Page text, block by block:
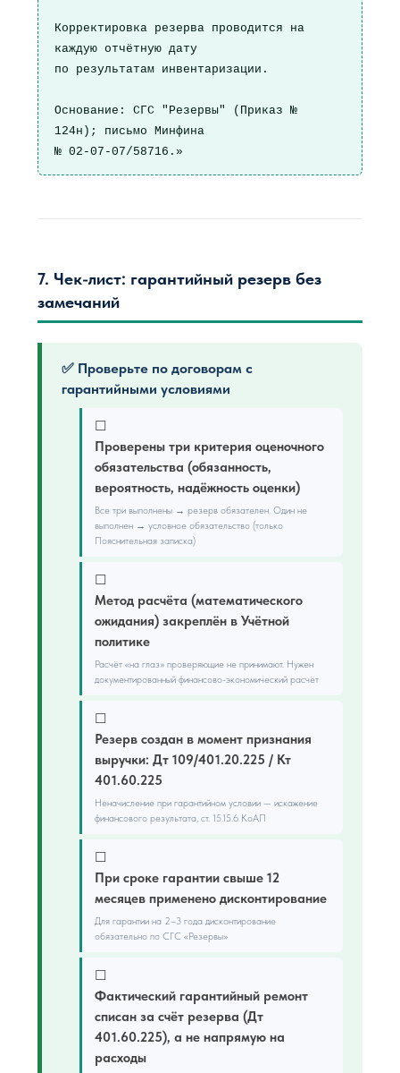
Корректировка резерва проводится на
каждую отчётную дату
по результатам инвентаризации.
Основание: СГС "Резервы" (Приказ №
124н); письмо Минфина
№ 02-07-07/58716.»
7. Чек-лист: гарантийный резерв без
замечаний
✅ Проверьте по договорам с
гарантийными условиями
☐
Проверены три критерия оценочного
обязательства (обязанность,
вероятность, надёжность оценки)
Все три выполнены → резерв обязателен. Один не
выполнен → условное обязательство (только
Пояснительная записка)
☐
Метод расчёта (математического
ожидания) закреплён в Учётной
политике
Расчёт «на глаз» проверяющие не принимают. Нужен
документированный финансово-экономический расчёт
☐
Резерв создан в момент признания
выручки: Дт 109/401.20.225 / Кт
401.60.225
Неначисление при гарантийном условии — искажение
финансового результата, ст. 15.15.6 КоАП
☐
При сроке гарантии свыше 12
месяцев применено дисконтирование
Для гарантии на 2–3 года дисконтирование
обязательно по СГС «Резервы»
☐
Фактический гарантийный ремонт
списан за счёт резерва (Дт
401.60.225), а не напрямую на
расходы